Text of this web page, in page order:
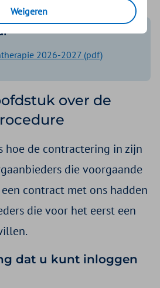
2026-2027 (pdf)
over de
hoe de contractering in zijn
die voorgaande
contract met ons hadden
die voor het eerst een
dat u kunt inloggen
Weigeren